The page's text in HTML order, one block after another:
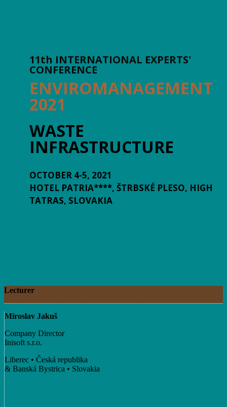
11th INTERNATIONAL EXPERTS'
CONFERENCE
ENVIROMANAGEMENT
2021
WASTE
INFRASTRUCTURE
OCTOBER 4-5, 2021
HOTEL PATRIA****, ŠTRBSKÉ PLESO, HIGH
TATRAS, SLOVAKIA
Lecturer
Miroslav Jakuš
Company Director
Inisoft s.r.o.
Liberec • Česká republika
& Banská Bystrica • Slovakia